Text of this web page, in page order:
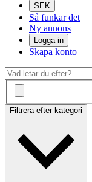
SEK
Så funkar det
Ny annons
Logga in
Skapa konto
Filtrera efter kategori